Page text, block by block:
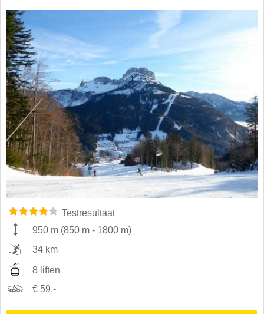
Testresultaat
950 m (850 m - 1800 m)
34 km
8 liften
€ 59,-